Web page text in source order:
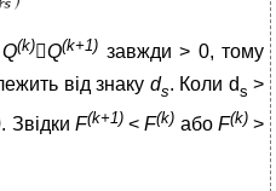
Q(k)Q(k+1) завжди > 0, тому
від знаку ds. Коли ds >
Звідки F(k+1) < F(k) або F(k) >